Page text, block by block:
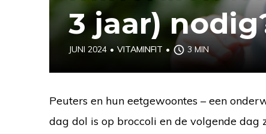
3 jaar)
JUNI 2024 • VITAMINFIT • 3 MIN
Peuters en hun eetgewoontes – een
dag dol is op broccoli en de volgende dag